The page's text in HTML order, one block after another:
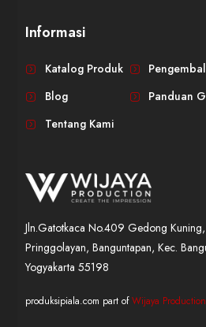
WIJAYA PRODUCTION
😊
Informasi
Katalog Produk
Blog
Tentang Kami
Panduan
Jln.Gatotkaca No.409 Gedong
Pringgolayan, Banguntapan, Kec.
Yogyakarta 55198
produksipiala.com part ofWijaya Production